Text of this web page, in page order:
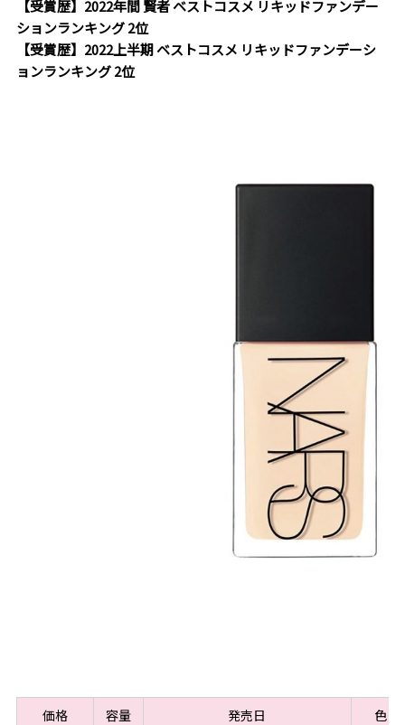
【受賞歴】2022年間 賢者 ベストコスメ リキッドファンデー
ションランキング 2位
【受賞歴】2022上半期 ベストコスメ リキッドファンデーシ
ョンランキング 2位
価格 容量 発売日
色